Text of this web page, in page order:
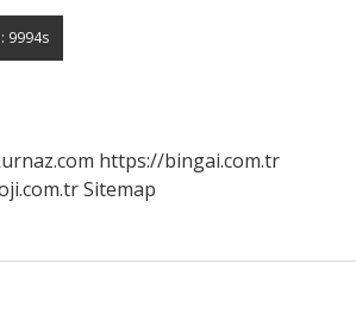
https://bingai.com.tr
Sitemap